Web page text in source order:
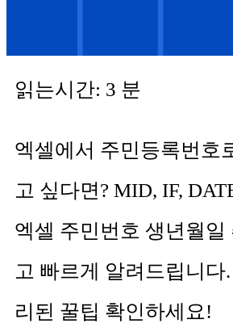
읽는시간: 3 분
엑셀에서 주민등록번호
고 싶다면? MID, IF,
엑셀 주민번호 생년월일
고 빠르게 알려드립니
리된 꿀팁 확인하세요!